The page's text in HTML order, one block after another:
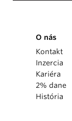
O nás
Kontakt
Inzercia
Kariéra
2% dane
História